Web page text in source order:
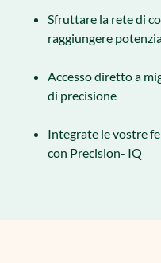
Sfruttare la rete di
raggiungere
Accesso diretto a
di precisione
Integrate le vostre
con Precision- IQ